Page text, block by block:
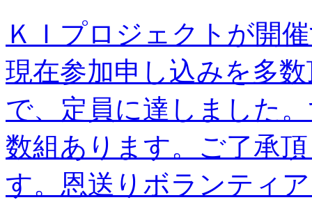
ＫＩプロジェクトが開
現在参加申し込みを多
で、定員に達しました
数組あります。ご了承
す。恩送りボランティ